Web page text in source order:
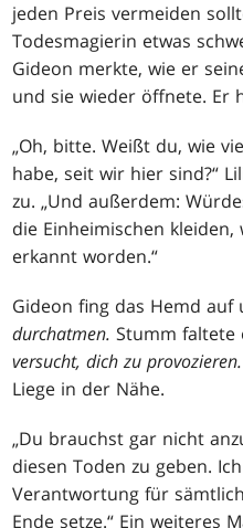
jeden Preis vermeiden
Todesmagierin etwas
Gideon merkte, wie er
und sie wieder öffnete. Er
„Oh, bitte. Weißt du, wie
habe, seit wir hier sind?“
zu. „Und außerdem:
die Einheimischen
erkannt worden.“
Gideon fing das Hemd auf
durchatmen. Stumm faltete
versucht, dich zu provozieren.
Liege in der Nähe.
„Du brauchst gar nicht
diesen Toden zu geben.
Verantwortung für
Ende setze.“ Ein weiteres